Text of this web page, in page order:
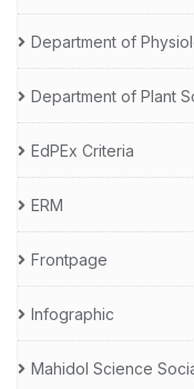
Department of
Department of Plant
EdPEx Criteria
ERM
Frontpage
Infographic
Mahidol Science